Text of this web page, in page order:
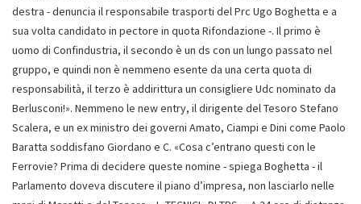
destra - denuncia il responsabile trasporti del Prc Ugo Boghetta e a
sua volta candidato in pectore in quota Rifondazione -. Il primo è
uomo di Confindustria, il secondo è un ds con un lungo passato nel
gruppo, e quindi non è nemmeno esente da una certa quota di
responsabilità, il terzo è addirittura un consigliere Udc nominato da
Berlusconi!». Nemmeno le new entry, il dirigente del Tesoro Stefano
Scalera, e un ex ministro dei governi Amato, Ciampi e Dini come Paolo
Baratta soddisfano Giordano e C. «Cosa c’entrano questi con le
Ferrovie? Prima di decidere queste nomine - spiega Boghetta - il
Parlamento doveva discutere il piano d’impresa, non lasciarlo nelle